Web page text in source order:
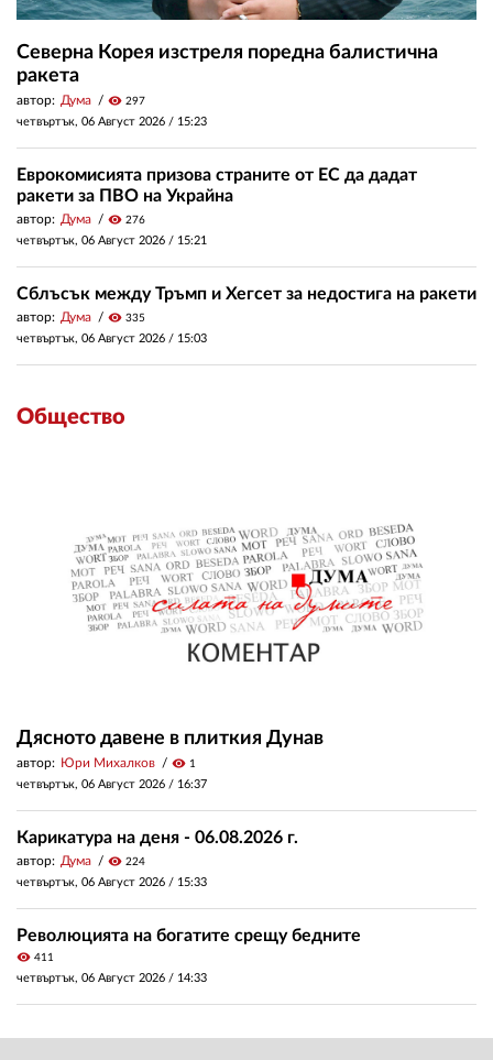
Северна Корея изстреля поредна балистична
ракета
автор: Дума visibility 297
четвъртък, 06 Август 2026 / 15:23
Еврокомисията призова страните от ЕС да дадат
ракети за ПВО на Украйна
автор: Дума visibility 276
четвъртък, 06 Август 2026 / 15:21
Сблъсък между Тръмп и Хегсет за недостига на ракети
автор: Дума visibility 335
четвъртък, 06 Август 2026 / 15:03
Общество
Дясното давене в плиткия Дунав
автор: Юри Михалков visibility 1
четвъртък, 06 Август 2026 / 16:37
Карикатура на деня - 06.08.2026 г.
автор: Дума visibility 224
четвъртък, 06 Август 2026 / 15:33
Революцията на богатите срещу бедните
visibility 411
четвъртък, 06 Август 2026 / 14:33